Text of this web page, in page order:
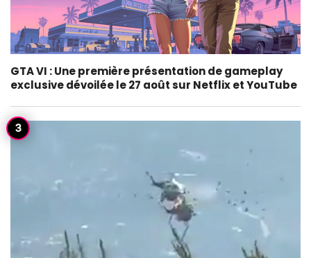
GTA VI : Une première présentation de gameplay
exclusive dévoilée le 27 août sur Netflix et YouTube